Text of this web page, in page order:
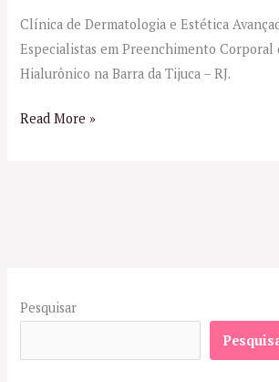
Clínica de Dermatologia e Estética
Especialistas em Preenchimento Corporal
Hialurônico na Barra da Tijuca – RJ.
Read More »
Pesquisar